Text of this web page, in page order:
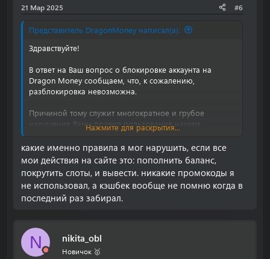
огорчить, однако мы действуем исключительно в
рамках правил нашего проекта.
Безопасность личной информации — это приоритет. В
интернете могут быть мошенники, которые используют
различные методы, чтобы завладеть вашими
С уважением,
21 Мар 2025 #6
Представитель DragonMoney написал(а):
Здравствуйте!
В ответ на Ваш вопрос о блокировке аккаунта на
Dragon Money сообщаем, что, к сожалению,
разблокировка невозможна.
Причиной тому служит многократное и грубое
нарушение Вами правил пользования нашим
Мы придерживаемся политики обеспечения
безопасной и комфортной среды для всех
пользователей, и нарушение установленных правил
может привести к негативным последствиям как для
других пользователей сайта, так и для
Понимаем, что данная информация может Вас
огорчить, однако мы действуем исключительно в
Нажмите для раскрытия...
какие именно правила я мог нарушить, если все
мои действия на сайте это: пополнить баланс,
покрутить слоты, и вывести. никакие промокоды я
не использовал, а кэшбек вообще не помню когда в
последний раз забирал.
N nikita_obl
Новичок 🥇